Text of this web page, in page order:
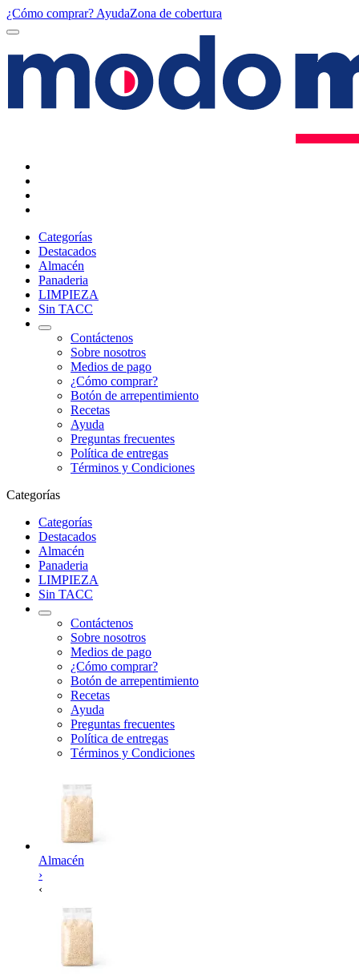
¿Cómo comprar? AyudaZona de cobertura
Categorías
Destacados
Almacén
Panaderia
LIMPIEZA
Sin TACC
Contáctenos
Sobre nosotros
Medios de pago
¿Cómo comprar?
Botón de arrepentimiento
Recetas
Ayuda
Preguntas frecuentes
Política de entregas
Términos y Condiciones
Categorías
Categorías
Destacados
Almacén
Panaderia
LIMPIEZA
Sin TACC
Contáctenos
Sobre nosotros
Medios de pago
¿Cómo comprar?
Botón de arrepentimiento
Recetas
Ayuda
Preguntas frecuentes
Política de entregas
Términos y Condiciones
Almacén
›
‹